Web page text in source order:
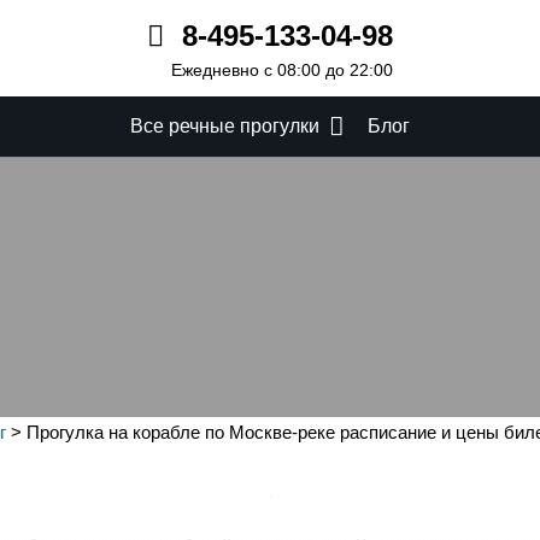
8-495-133-04-98
Ежедневно с 08:00 до 22:00
Все речные прогулки Блог
> Прогулка на корабле по Москве-реке расписание и цены